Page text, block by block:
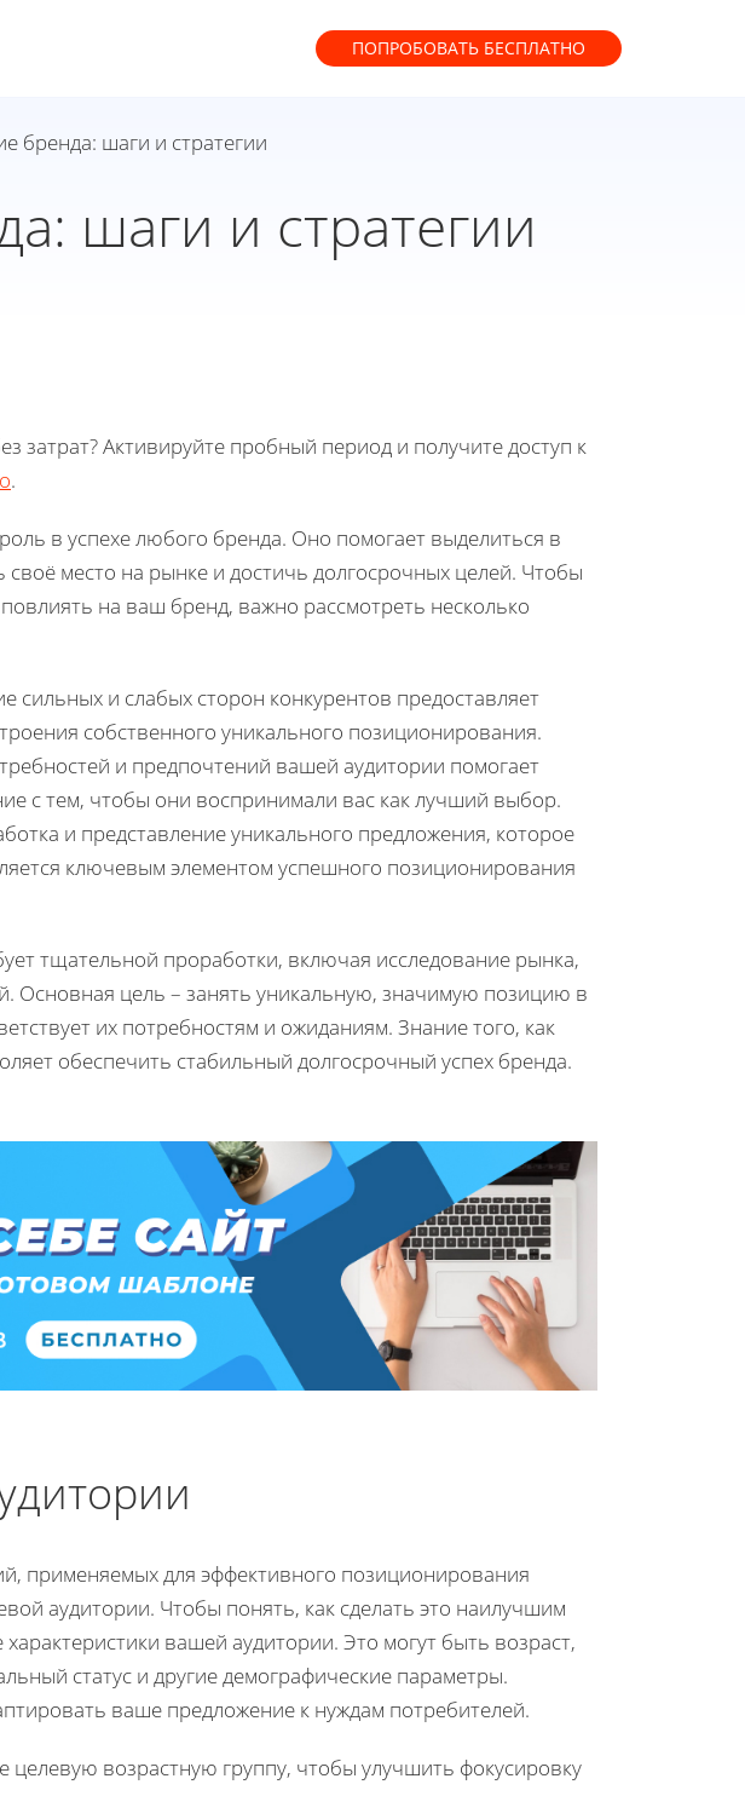
ПОПРОБОВАТЬ БЕСПЛАТНО
бренда: шаги и стратегии
шаги и стратегии
затрат? Активируйте пробный период и получите доступ к
.
в успехе любого бренда. Оно помогает выделиться в
своё место на рынке и достичь долгосрочных целей. Чтобы
на ваш бренд, важно рассмотреть несколько
сильных и слабых сторон конкурентов предоставляет
собственного уникального позиционирования.
и предпочтений вашей аудитории помогает
с тем, чтобы они воспринимали вас как лучший выбор.
и представление уникального предложения, которое
ключевым элементом успешного позиционирования
тщательной проработки, включая исследование рынка,
Основная цель – занять уникальную, значимую позицию в
их потребностям и ожиданиям. Знание того, как
обеспечить стабильный долгосрочный успех бренда.
применяемых для эффективного позиционирования
аудитории. Чтобы понять, как сделать это наилучшим
вашей аудитории. Это могут быть возраст,
статус и другие демографические параметры.
ваше предложение к нуждам потребителей.
целевую возрастную группу, чтобы улучшить фокусировку